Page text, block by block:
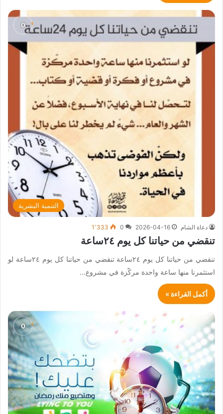
التنمية البشرية
دعاة الشام 2026-04-16
0 1٬333
تنقضي من حياتنا كل يوم ٢٤ساعة
تنقضي من حياتنا كل يوم ٢٤ساعة تنقضي من حياتنا كل يوم ٢٤ساعة لو
استثمرنا منها ساعة واحدة مركّزة في مشروع…
أكمل القراءة »